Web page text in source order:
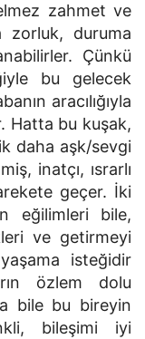
zahmet ve
zorluk, duruma
Çünkü
bu gelecek
aracılığıyla
Hatta bu kuşak,
daha aşk/sevgi
inatçı, ısrarlı
geçer. İki
eğilimleri bile,
ve getirmeyi
isteğidir
özlem dolu
bile bu bireyin
bileşimi iyi